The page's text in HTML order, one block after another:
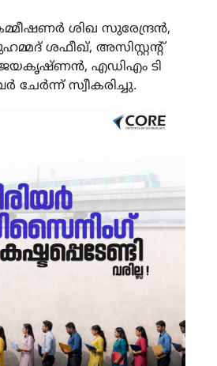
ശിഖ സുരേന്ദ്രന്‍,
ശഫീഖ്, അസിസ്റ്റന്റ്
ജയകൃഷ്ണന്‍, എഡിഎം ടി
ചേര്‍ന്ന് സ്വീകരിച്ചു.